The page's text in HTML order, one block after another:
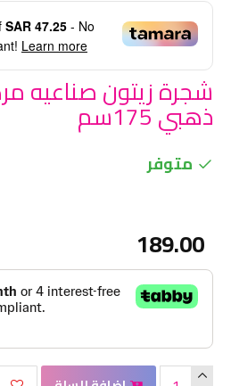
SAR 47.25 - No
Learn more
شجرة زيتون صناعيه
ذهبي 175سم
متوفر
189.00